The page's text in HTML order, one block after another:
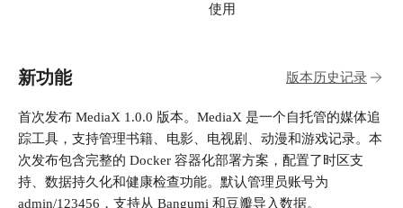
使用
新功能 版本历史记录
首次发布 MediaX 1.0.0 版本。MediaX 是一个自托管的媒体追
踪工具，支持管理书籍、电影、电视剧、动漫和游戏记录。本
次发布包含完整的 Docker 容器化部署方案，配置了时区支
持、数据持久化和健康检查功能。默认管理员账号为
admin/123456，支持从 Bangumi 和豆瓣导入数据。